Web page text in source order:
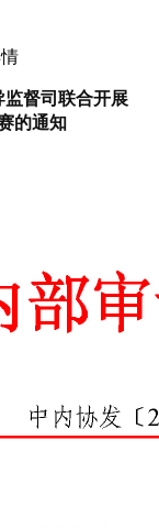
督司联合开展
的通知